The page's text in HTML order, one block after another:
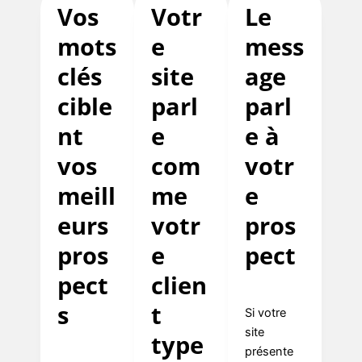
Vos
mots
clés
cible
nt
vos
meill
eurs
pros
pect
s
Votr
e
site
parl
e
com
me
votr
e
clien
t
type
Le
mess
age
parl
e à
votr
e
pros
pect
Si votre
site
présente